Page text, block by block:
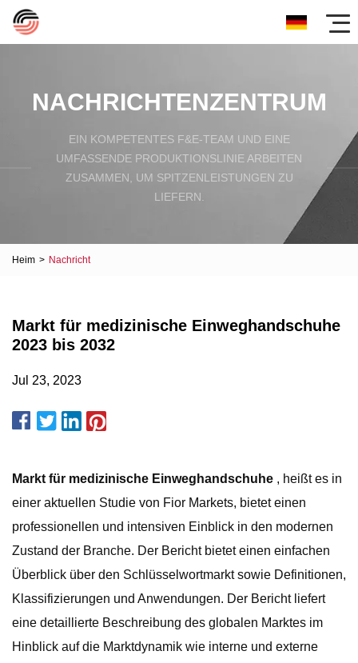
NACHRICHTENZENTRUM
EIN KOMPETENTES F&E-TEAM UND EINE
UMFASSENDE PRODUKTIONSLINIE ARBEITEN
ZUSAMMEN, UM SPITZENLEISTUNGEN ZU
LIEFERN.
Heim > Nachricht
Markt für medizinische Einweghandschuhe
2023 bis 2032
Jul 23, 2023
Markt für medizinische Einweghandschuhe , heißt es in
einer aktuellen Studie von Fior Markets, bietet einen
professionellen und intensiven Einblick in den modernen
Zustand der Branche. Der Bericht bietet einen einfachen
Überblick über den Schlüsselwortmarkt sowie Definitionen,
Klassifizierungen und Anwendungen. Der Bericht liefert
eine detaillierte Beschreibung des globalen Marktes im
Hinblick auf die Marktdynamik wie interne und externe